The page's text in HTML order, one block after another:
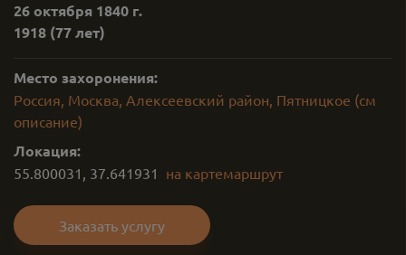
26 октября 1840 г.
1918 (77 лет)
Место захоронения:
Россия, Москва, Алексеевский район, Пятницкое (см
описание)
Локация:
55.800031 , 37.641931 на картемаршрут
Заказать услугу